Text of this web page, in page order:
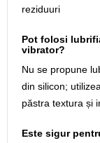
reziduuri
Pot folosi
vibrator?
Nu se propune
din silicon;
păstra textura și
Este sigur